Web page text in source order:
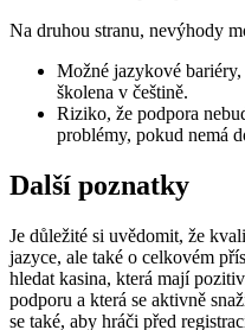
Na druhou stranu, nevýhody
Možné jazykové
školena v češtině.
Riziko, že podpora
problémy, pokud nemá
Další poznatky
Je důležité si uvědomit, že
jazyce, ale také o celkovém
hledat kasina, která mají
podporu a která se aktivně
se také, aby hráči před